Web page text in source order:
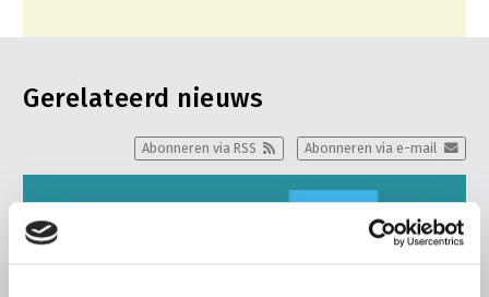
Gerelateerd nieuws
Abonneren via e-mail
Abonneren via RSS